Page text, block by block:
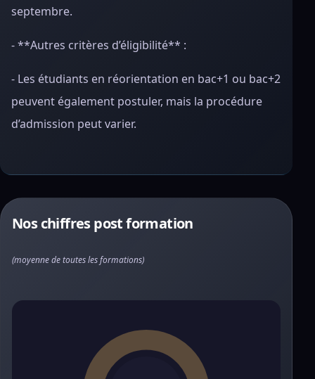
septembre.
- **Autres critères d’éligibilité** :
- Les étudiants en réorientation en bac+1 ou bac+2
peuvent également postuler, mais la procédure
d’admission peut varier.
Nos chiffres post formation
(moyenne de toutes les formations)